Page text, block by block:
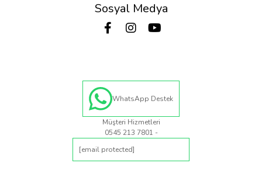
Sosyal Medya
WhatsApp Destek
Müşteri Hizmetleri
0545 213 7801 -
[email protected]